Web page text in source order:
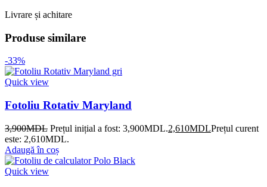
Livrare și achitare
Produse similare
-33%
Quick view
Fotoliu Rotativ Maryland
3,900MDL Prețul inițial a fost: 3,900MDL.2,610MDLPrețul curent
este: 2,610MDL.
Adaugă în coș
Quick view